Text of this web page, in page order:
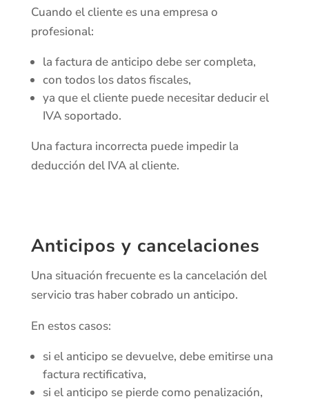
Cuando el cliente es una empresa o
profesional:
la factura de anticipo debe ser completa,
con todos los datos fiscales,
ya que el cliente puede necesitar deducir el
IVA soportado.
Una factura incorrecta puede impedir la
deducción del IVA al cliente.
Anticipos y cancelaciones
Una situación frecuente es la cancelación del
servicio tras haber cobrado un anticipo.
En estos casos:
si el anticipo se devuelve, debe emitirse una
factura rectificativa,
si el anticipo se pierde como penalización,